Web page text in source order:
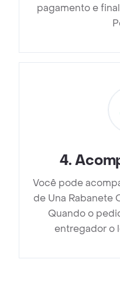
pagamento e
4.
Você pode
de Una Rabanete
Quando o
entregador o